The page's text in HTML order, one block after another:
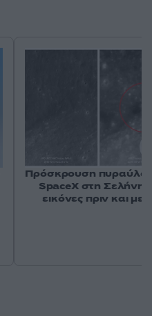
Πρόσκρουση
SpaceX στη Σελήνη:
εικόνες πριν και